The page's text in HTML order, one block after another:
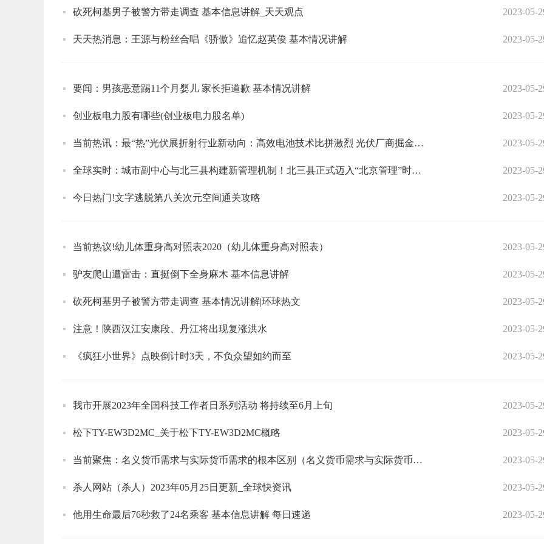
砍死柯基男子被警方带走调查 基本信息讲解_天天观点 2023-05-
天天热消息：王源与粉丝合唱《骄傲》追忆赵英俊 基本情况讲解 2023-05-
要闻：男孩恶意踢11个月婴儿 家长拒道歉 基本情况讲解 2023-05-
创业板电力股有哪些(创业板电力股名单) 2023-05-
当前热讯：最“热”光伏展折射行业新动向：高效电池技术比拼激烈 光伏厂商掘金第二赛道 2023-05-
全球实时：城市副中心与北三县构建新管理机制！北三县正式迈入“北京管理”时代！ 2023-05-
今日热门!文字逃脱第八关次元空间通关攻略 2023-05-
当前热议!幼儿体重身高对照表2020（幼儿体重身高对照表） 2023-05-
驴友爬山遭雷击：直挺倒下全身麻木 基本信息讲解 2023-05-
砍死柯基男子被警方带走调查 基本情况讲解|环球热文 2023-05-
注意！陕西汉江安康段、丹江将出现复涨洪水 2023-05-
《疯狂小世界》点映倒计时3天，不负众望如约而至 2023-05-
我市开展2023年全国科技工作者日系列活动 将持续至6月上旬 2023-05-
松下TY-EW3D2MC_关于松下TY-EW3D2MC概略 2023-05-
当前聚焦：名义货币需求与实际货币需求的根本区别（名义货币需求与实际货币需求） 2023-05-
杀人网站（杀人）2023年05月25日更新_全球快资讯 2023-05-
他用生命最后76秒救了24名乘客 基本信息讲解 每日速递 2023-05-